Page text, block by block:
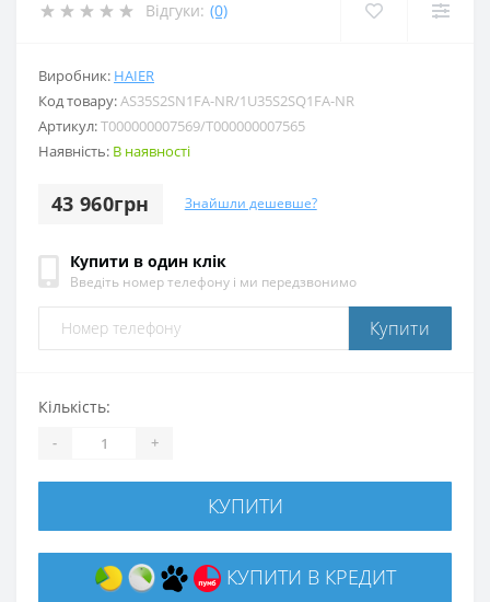
Відгуки: (0)
Виробник: HAIER
Код товару:AS35S2SN1FA-NR/1U35S2SQ1FA-NR
Артикул:T000000007569/T000000007565
Наявність: В наявності
43 960грн Знайшли дешевше?
Купити в один клік
Введіть номер телефону і ми передзвонимо
Купити
Кількість:
- +
КУПИТИ
КУПИТИ В КРЕДИТ